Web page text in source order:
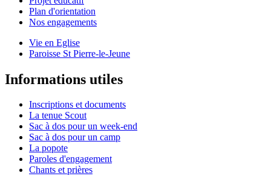
Plan d'orientation
Nos engagements
Vie en Eglise
Paroisse St Pierre-le-Jeune
Informations utiles
Inscriptions et documents
La tenue Scout
Sac à dos pour un week-end
Sac à dos pour un camp
La popote
Paroles d'engagement
Chants et prières